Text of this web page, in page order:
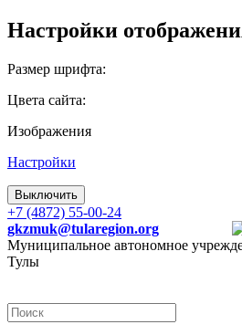
Настройки
Размер шрифта:
Цвета сайта:
Изображения
Настройки
Выключить
+7 (4872) 55-00-24
gkzmuk@tularegion.org
Муниципальное автономное
Тулы